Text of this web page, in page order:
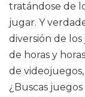
tratándose de
jugar. Y
diversión de
de horas y
de videojuegos,
¿Buscas juegos